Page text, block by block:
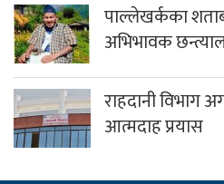
पाल्लेखर्कका
अभिभावक
राहदानी विभाग
आत्मदाह प्रयास